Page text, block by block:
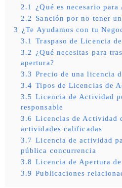
2.1
¿Qué es necesario
2.2 Sanción por no tener
3 ¿Te Ayudamos con tu
3.1
Traspaso de Licencia
3.2 ¿Qué necesitas para
apertura?
3.3 Precio de una licencia
3.4 Tipos de Licencias de
3.5 Licencia de Actividad
responsable
3.6 Licencias de Actividad
actividades calificadas
3.7 Licencia de actividad
pública concurrencia
3.8 Licencia de Apertura
3.9 Publicaciones